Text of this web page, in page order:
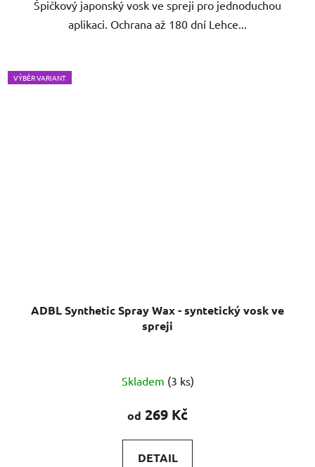
hvězdiček.
Špičkový japonský vosk ve spreji pro jednoduchou
aplikaci. Ochrana až 180 dní Lehce...
VÝBĚR VARIANT
ADBL Synthetic Spray Wax - syntetický vosk ve
spreji
Skladem (3 ks)
od 269 Kč
DETAIL